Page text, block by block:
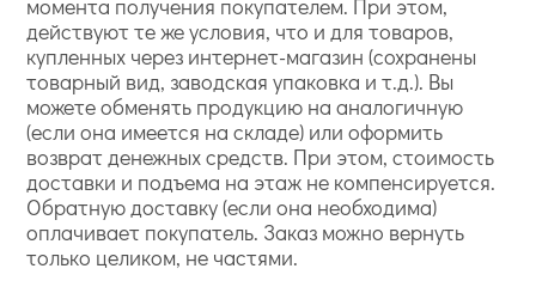
действуют те же условия, что и для товаров,
купленных через интернет-магазин (сохранены
товарный вид, заводская упаковка и т.д.). Вы
можете обменять продукцию на аналогичную
(если она имеется на складе) или оформить
возврат денежных средств. При этом, стоимость
доставки и подъема на этаж не компенсируется.
Обратную доставку (если она необходима)
оплачивает покупатель. Заказ можно вернуть
только целиком, не частями.